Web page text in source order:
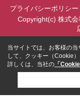
プライバシーポリシー
Copyright(c) 株式
当サイトでは、お客様の
して、クッキー（Cookie）
詳しくは、当社の 「